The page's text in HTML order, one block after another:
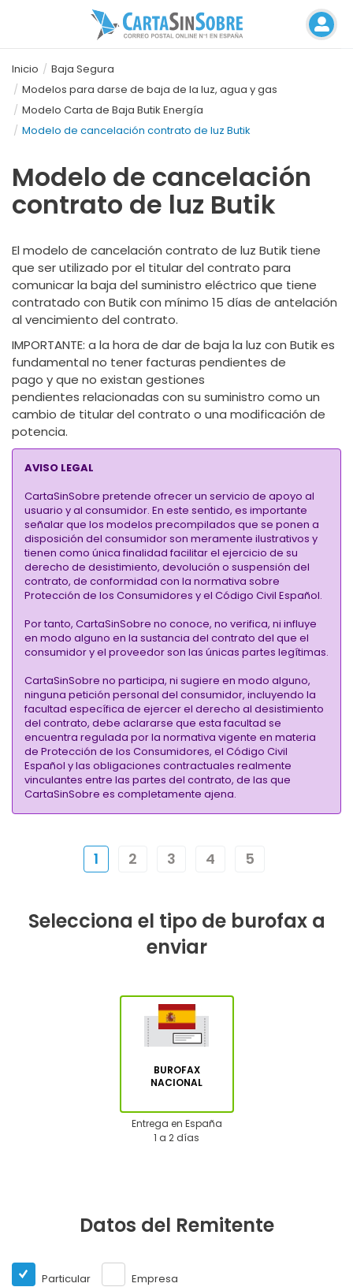
Inicio
Baja Segura
Modelos para darse de baja de la luz, agua y gas
Modelo Carta de Baja Butik Energía
Modelo de cancelación contrato de luz Butik
Modelo de cancelación
contrato de luz Butik
El modelo de cancelación contrato de luz Butik tiene
que ser utilizado por el titular del contrato para
comunicar la baja del suministro eléctrico que tiene
contratado con Butik con mínimo 15 días de antelación
al vencimiento del contrato.
IMPORTANTE: a la hora de dar de baja la luz con Butik es
fundamental no tener facturas pendientes de
pago yque no existan gestiones
pendientes relacionadas con su suministro como un
cambio de titular del contrato o una modificación de
potencia.
AVISO LEGAL
CartaSinSobre pretende ofrecer un servicio de apoyo al
usuario y al consumidor. En este sentido, es importante
señalar que los modelos precompilados que se ponen a
disposición del consumidor son meramente ilustrativos y
tienen como única finalidad facilitar el ejercicio de su
derecho de desistimiento, devolución o suspensión del
contrato, de conformidad con la normativa sobre
Protección de los Consumidores y el Código Civil Español.
Por tanto, CartaSinSobre no conoce, no verifica, ni influye
en modo alguno en la sustancia del contrato del que el
consumidor y el proveedor son las únicas partes legítimas.
CartaSinSobre no participa, ni sugiere en modo alguno,
ninguna petición personal del consumidor, incluyendo la
facultad específica de ejercer el derecho al desistimiento
del contrato, debe aclararse que esta facultad se
encuentra regulada por la normativa vigente en materia
de Protección de los Consumidores, el Código Civil
Español y las obligaciones contractuales realmente
vinculantes entre las partes del contrato, de las que
CartaSinSobre es completamente ajena.
1 2 3 4 5
Selecciona el tipo de burofax a
enviar
BUROFAX
NACIONAL
Entrega en España
1 a 2 días
Datos del Remitente
Particular Empresa